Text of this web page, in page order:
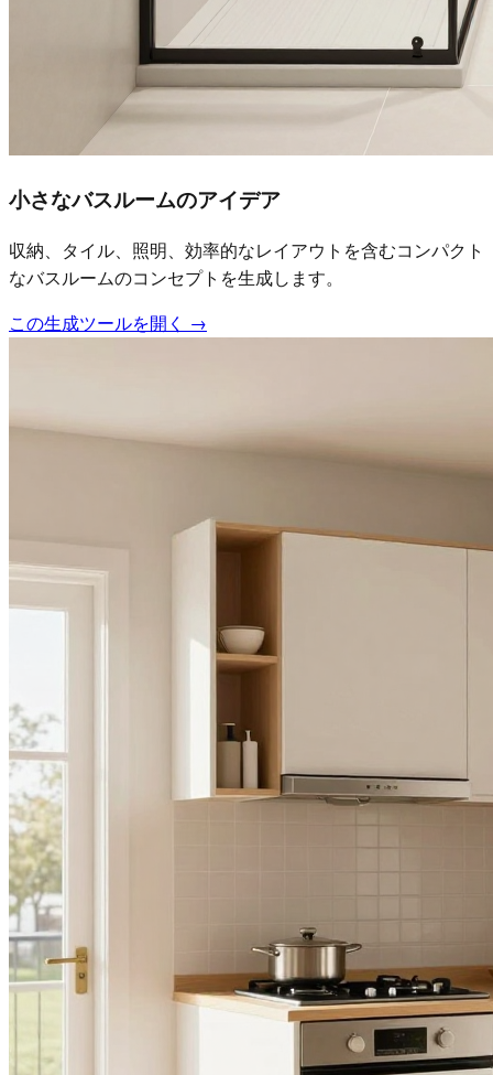
小さなバスルームのアイデア
収納、タイル、照明、効率的なレイアウトを含むコンパクト
なバスルームのコンセプトを生成します。
この生成ツールを開く →